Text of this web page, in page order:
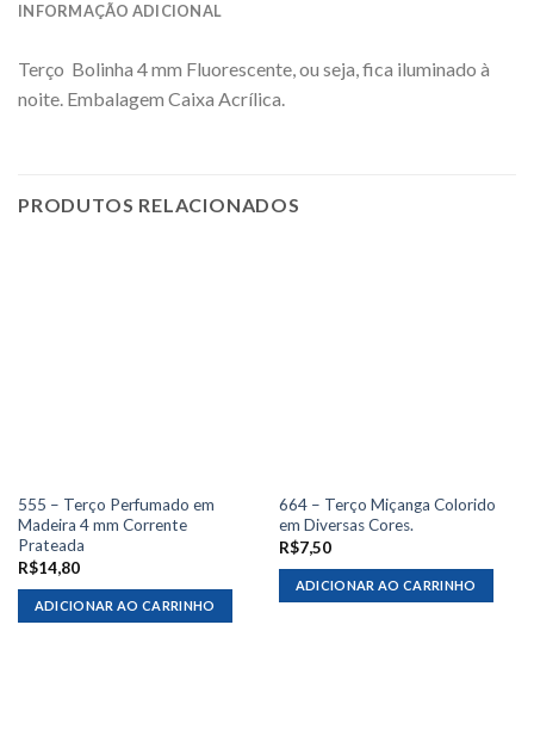
INFORMAÇÃO ADICIONAL
Terço Bolinha 4 mm Fluorescente, ou seja, fica iluminado à
noite. Embalagem Caixa Acrílica.
PRODUTOS RELACIONADOS
555 – Terço Perfumado em
Madeira 4 mm Corrente
Prateada
R$14,80
ADICIONAR AO CARRINHO
664 – Terço Miçanga Colorido
em Diversas Cores.
R$7,50
ADICIONAR AO CARRINHO